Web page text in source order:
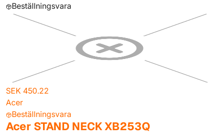
Beställningsvara
SEK 450.22
Acer
Beställningsvara
Acer STAND NECK XB253Q